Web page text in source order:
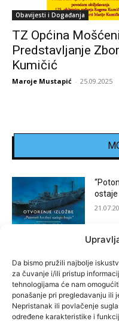
Da bismo pružili najbolje
za čuvanje i/ili pristup
tehnologijama će nam
ponašanje pri pregledavanju ili
Nepristanak ili povlačenje
određene karakteristike i
Obavijesti i Događanja
TZ Općina
Predstavljanje
Kumičić
Maroje Mustapić - 25.09.2025
ostaje